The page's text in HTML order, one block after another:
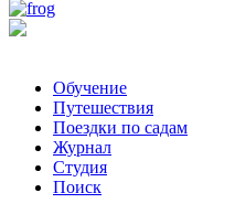
Обучение
Путешествия
Поездки по садам
Журнал
Студия
Поиск